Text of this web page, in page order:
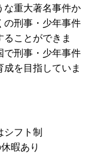
な重大著名事件か
の刑事・少年事件
ことができま
で刑事・少年事件
を目指していま
フト制
暇あり